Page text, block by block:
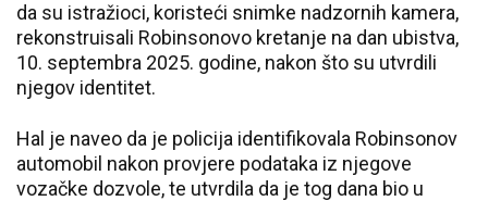
da su istražioci, koristeći snimke nadzornih kamera,
rekonstruisali Robinsonovo kretanje na dan ubistva,
10. septembra 2025. godine, nakon što su utvrdili
njegov identitet.
Hal je naveo da je policija identifikovala Robinsonov
automobil nakon provjere podataka iz njegove
vozačke dozvole, te utvrdila da je tog dana bio u